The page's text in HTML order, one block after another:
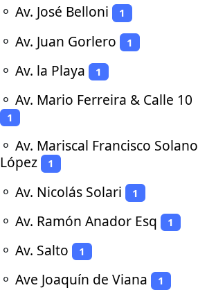
⚬ Av. José Belloni 1
⚬ Av. Juan Gorlero 1
⚬ Av. la Playa 1
⚬ Av. Mario Ferreira & Calle 10
1
⚬ Av. Mariscal Francisco Solano
López
1
⚬ Av. Nicolás Solari 1
⚬ Av. Ramón Anador Esq 1
⚬ Av. Salto 1
⚬ Ave Joaquín de Viana 1